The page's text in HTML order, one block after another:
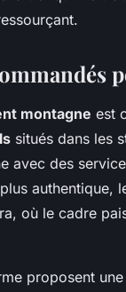
montagne est
situés dans les
avec des
authentique,
où le cadre
proposent